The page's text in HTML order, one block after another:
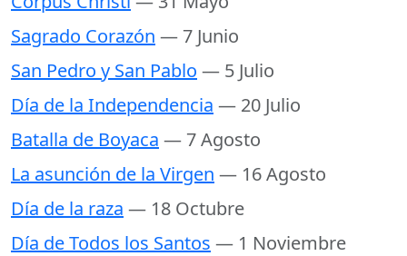
Sagrado Corazón — 7 Junio
San Pedro y San Pablo — 5 Julio
Día de la Independencia — 20 Julio
Batalla de Boyaca — 7 Agosto
La asunción de la Virgen — 16 Agosto
Día de la raza — 18 Octubre
Día de Todos los Santos — 1 Noviembre